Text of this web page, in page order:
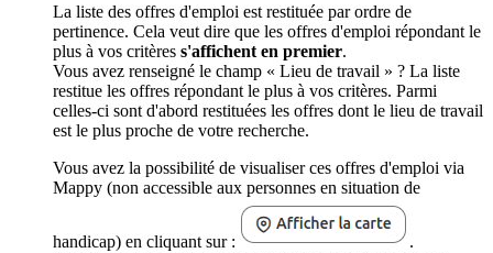
La liste des offres d'emploi est restituée par ordre de
pertinence. Cela veut dire que les offres d'emploi répondant le
plus à vos critères s'affichent en premier.
Vous avez renseigné le champ « Lieu de travail » ? La liste
restitue les offres répondant le plus à vos critères. Parmi
celles-ci sont d'abord restituées les offres dont le lieu de travail
est le plus proche de votre recherche.
Vous avez la possibilité de visualiser ces offres d'emploi via
Mappy (non accessible aux personnes en situation de
handicap) en cliquant sur :
.